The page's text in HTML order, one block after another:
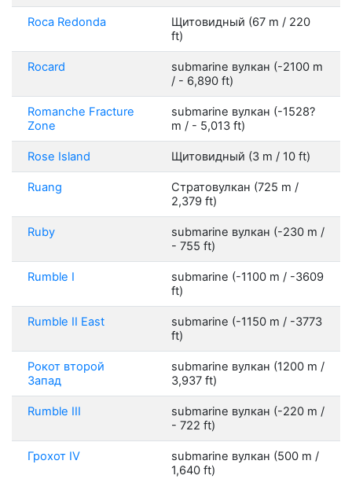
Roca Redonda
Щитовидный (67 m / 220
ft)
Rocard
submarine вулкан (-2100 m
/ - 6,890 ft)
Romanche Fracture
Zone
submarine вулкан (-1528?
m / - 5,013 ft)
Rose Island Щитовидный (3 m / 10 ft)
Ruang
Стратовулкан (725 m /
2,379 ft)
Ruby
submarine вулкан (-230 m /
- 755 ft)
Rumble I
submarine (-1100 m / -3609
ft)
Rumble II East
submarine (-1150 m / -3773
ft)
Рокот второй
Запад
submarine вулкан (1200 m /
3,937 ft)
Rumble III
submarine вулкан (-220 m /
- 722 ft)
Грохот IV
submarine вулкан (500 m /
1,640 ft)